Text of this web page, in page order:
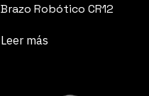
Brazo Robótico CR12
Leer más